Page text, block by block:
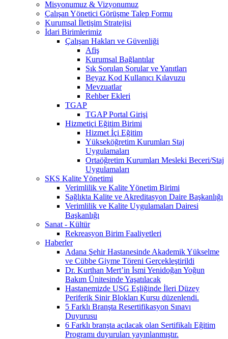
Misyonumuz & Vizyonumuz
Çalışan Yönetici Görüşme Talep Formu
Kurumsal İletişim Stratejisi
İdari Birimlerimiz
Çalışan Hakları ve Güvenliği
Afiş
Kurumsal Bağlantılar
Sık Sorulan Sorular ve Yanıtları
Beyaz Kod Kullanıcı Kılavuzu
Mevzuatlar
Rehber Ekleri
TGAP
TGAP Portal Girişi
Hizmetiçi Eğitim Birimi
Hizmet İçi Eğitim
Yükseköğretim Kurumları Staj
Uygulamaları
Ortaöğretim Kurumları Mesleki Beceri/Staj
Uygulamaları
SKS Kalite Yönetimi
Verimlilik ve Kalite Yönetim Birimi
Sağlıkta Kalite ve Akreditasyon Daire Başkanlığı
Verimlilik ve Kalite Uygulamaları Dairesi
Başkanlığı
Sanat - Kültür
Rekreasyon Birim Faaliyetleri
Haberler
Adana Şehir Hastanesinde Akademik Yükselme
ve Cübbe Giyme Töreni Gerçekleştirildi
Dr. Kurthan Mert’in İsmi Yenidoğan Yoğun
Bakım Ünitesinde Yaşatılacak
Hastanemizde USG Eşliğinde İleri Düzey
Periferik Sinir Blokları Kursu düzenlendi.
5 Farklı Branşta Resertifikasyon Sınavı
Duyurusu
6 Farklı branşta açılacak olan Sertifikalı Eğitim
Programı duyuruları yayınlanmıştır.